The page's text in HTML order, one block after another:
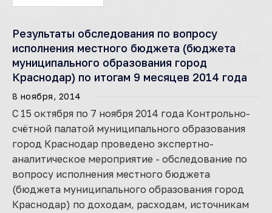
Результаты обследования по вопросу
исполнения местного бюджета (бюджета
муниципального образования город
Краснодар) по итогам 9 месяцев 2014 года
8 ноября, 2014
С 15 октября по 7 ноября 2014 года Контрольно-
счётной палатой муниципального образования
город Краснодар проведено экспертно-
аналитическое мероприятие - обследование по
вопросу исполнения местного бюджета
(бюджета муниципального образования город
Краснодар) по доходам, расходам, источникам